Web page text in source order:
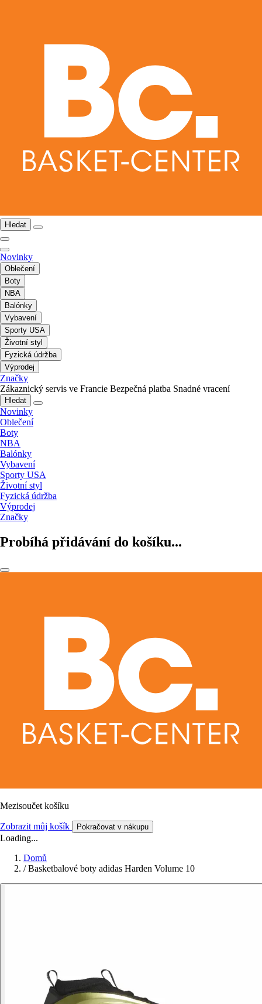
Hledat
Novinky
Oblečení
Boty
NBA
Balónky
Vybavení
Sporty USA
Životní styl
Fyzická údržba
Výprodej
Značky
Zákaznický servis ve Francie Bezpečná platba Snadné vracení
Hledat
Novinky
Oblečení
Boty
NBA
Balónky
Vybavení
Sporty USA
Životní styl
Fyzická údržba
Výprodej
Značky
Probíhá přidávání do košíku...
Mezisoučet košíku
Zobrazit můj košík Pokračovat v nákupu
Loading...
Domů
/ Basketbalové boty adidas Harden Volume 10